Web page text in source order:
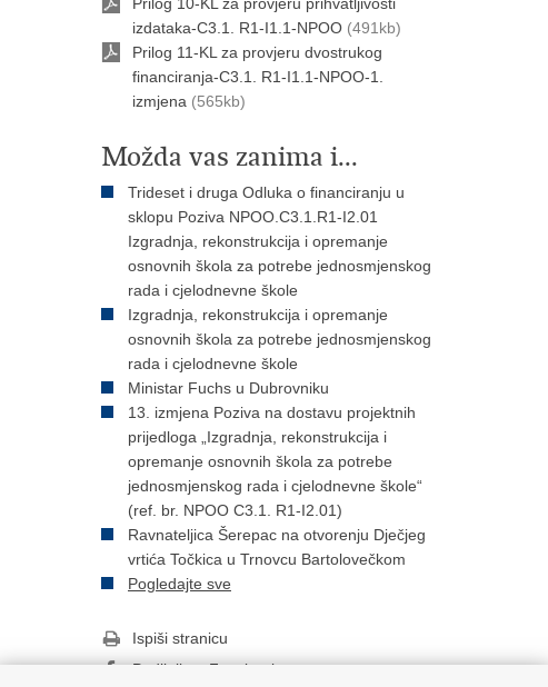
izdataka-C3.1. R1-I1.1-NPOO (491kb)
Prilog 11-KL za provjeru dvostrukog
financiranja-C3.1. R1-I1.1-NPOO-1.
izmjena (565kb)
Možda vas zanima i...
Trideset i druga Odluka o financiranju u
sklopu Poziva NPOO.C3.1.R1-I2.01
Izgradnja, rekonstrukcija i opremanje
osnovnih škola za potrebe jednosmjenskog
rada i cjelodnevne škole
Izgradnja, rekonstrukcija i opremanje
osnovnih škola za potrebe jednosmjenskog
rada i cjelodnevne škole
Ministar Fuchs u Dubrovniku
13. izmjena Poziva na dostavu projektnih
prijedloga „Izgradnja, rekonstrukcija i
opremanje osnovnih škola za potrebe
jednosmjenskog rada i cjelodnevne škole“
(ref. br. NPOO C3.1. R1-I2.01)
Ravnateljica Šerepac na otvorenju Dječjeg
vrtića Točkica u Trnovcu Bartolovečkom
Pogledajte sve
Ispiši stranicu
Podijeli na Facebooku